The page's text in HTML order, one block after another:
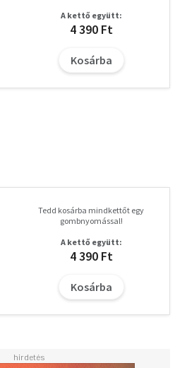
A kettő együtt:
4 390 Ft
Kosárba
Tedd kosárba mindkettőt egy
gombnyomással!
A kettő együtt:
4 390 Ft
Kosárba